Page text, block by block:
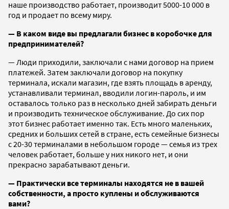
наше производство работает, производит 5000-10 000 в
год и продает по всему миру.
— В каком виде вы предлагали бизнес в коробочке для
предпринимателей?
— Люди приходили, заключали с нами договор на прием
платежей. Затем заключали договор на покупку
терминала, искали магазин, где взять площадь в аренду,
устанавливали терминал, вводили логин-пароль, и им
оставалось только раз в несколько дней забирать деньги
и производить техническое обслуживание. До сих пор
этот бизнес работает именно так. Есть много маленьких,
средних и больших сетей в стране, есть семейные бизнесы
с 20-30 терминалами в небольшом городе — семья из трех
человек работает, больше у них никого нет, и они
прекрасно зарабатывают деньги.
— Практически все терминалы находятся не в вашей
собственности, а просто куплены и обслуживаются
вами?